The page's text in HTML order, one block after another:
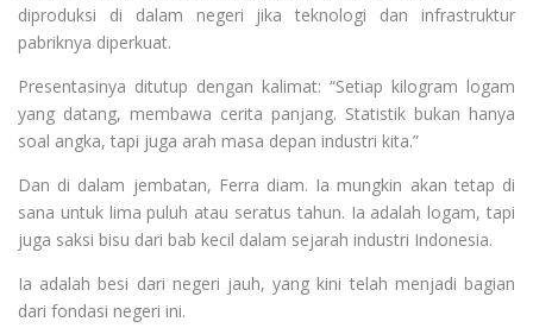
diproduksi di dalam negeri jika teknologi dan infrastruktur
pabriknya diperkuat.
Presentasinya ditutup dengan kalimat: “Setiap kilogram logam
yang datang, membawa cerita panjang. Statistik bukan hanya
soal angka, tapi juga arah masa depan industri kita.”
Dan di dalam jembatan, Ferra diam. Ia mungkin akan tetap di
sana untuk lima puluh atau seratus tahun. Ia adalah logam, tapi
juga saksi bisu dari bab kecil dalam sejarah industri Indonesia.
Ia adalah besi dari negeri jauh, yang kini telah menjadi bagian
dari fondasi negeri ini.